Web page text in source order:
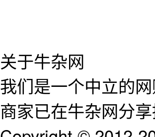
关于牛杂网
我们是一个中立的
商家已在牛杂网分